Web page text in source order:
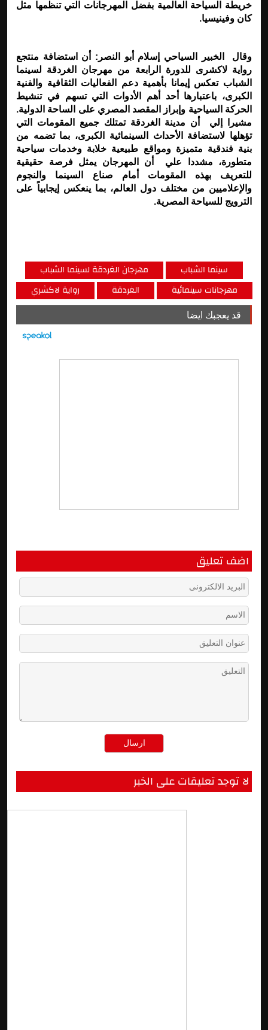
خريطة السياحة العالمية بفضل المهرجانات التي تنظمها مثل
كان وفينيسيا.
وقال الخبير السياحي إسلام أبو النصر: أن استضافة منتجع
رواية لاكشرى للدورة الرابعة من مهرجان الغردقة لسينما
الشباب تعكس إيمانا بأهمية دعم الفعاليات الثقافية والفنية
الكبرى، باعتبارها أحد أهم الأدوات التي تسهم في تنشيط
الحركة السياحية وإبراز المقصد المصري على الساحة الدولية.
مشيرا إلي أن مدينة الغردقة تمتلك جميع المقومات التي
تؤهلها لاستضافة الأحداث السينمائية الكبرى، بما تضمه من
بنية فندقية متميزة ومواقع طبيعية خلابة وخدمات سياحية
متطورة، مشددا علي أن المهرجان يمثل فرصة حقيقية
للتعريف بهذه المقومات أمام صناع السينما والنجوم
والإعلاميين من مختلف دول العالم، بما ينعكس إيجابياً على
الترويج للسياحة المصرية.
مهرجان الغردقة لسينما الشباب
سينما الشباب
رواية لاكشري
الغردقة مهرجانات سينمائية
قد يعجبك ايضا
اضف تعليق
لا توجد تعليقات على الخبر